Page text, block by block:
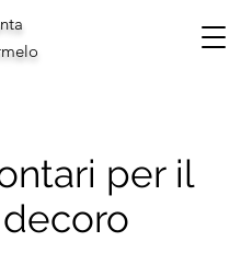
per il
decoro